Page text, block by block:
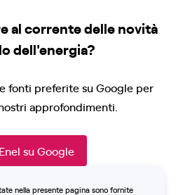
al corrente delle novità
dell'energia?
fonti preferite su Google per
approfondimenti.
su Google
nella presente pagina sono fornite